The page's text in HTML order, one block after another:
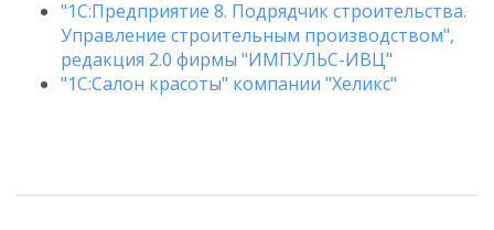
"1С:Предприятие 8. Подрядчик строительства.
Управление строительным производством",
редакция 2.0 фирмы "ИМПУЛЬС-ИВЦ"
"1C:Салон красоты" компании "Хеликс"